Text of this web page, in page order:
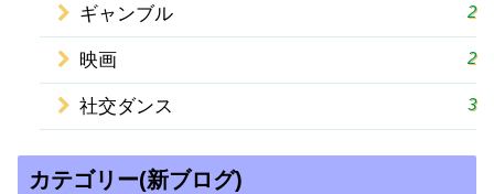
ギャンブル 2
映画 2
社交ダンス 3
カテゴリー(新ブログ)